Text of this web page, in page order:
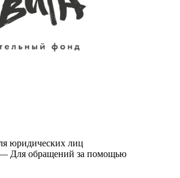
юридических лиц
Для обращений за помощью